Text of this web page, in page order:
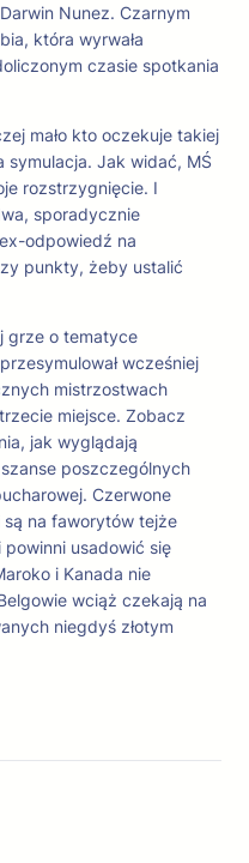
Nunez. Czarnym
która wyrwała
czasie spotkania
mało kto oczekuje takiej
symulacja. Jak widać, MŚ
rozstrzygnięcie. I
sporadycznie
odpowiedź na
punkty, żeby ustalić
grze o tematyce
wcześniej
mistrzostwach
miejsce. Zobacz
jak wyglądają
poszczególnych
Czerwone
są na faworytów tejże
usadowić się
i Kanada nie
wciąż czekają na
niegdyś złotym